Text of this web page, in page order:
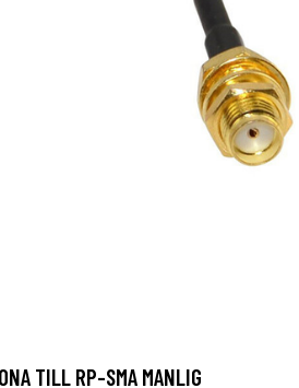
TILL RP-SMA MANLIG